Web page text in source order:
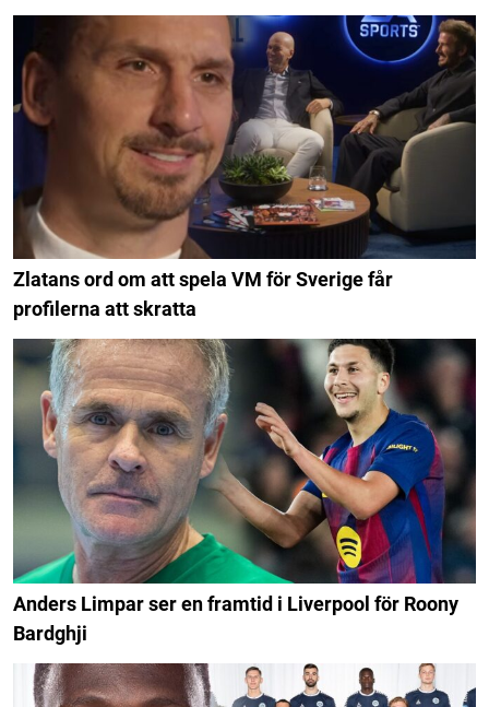
Zlatans ord om att spela VM för Sverige får
profilerna att skratta
Anders Limpar ser en framtid i Liverpool för Roony
Bardghji